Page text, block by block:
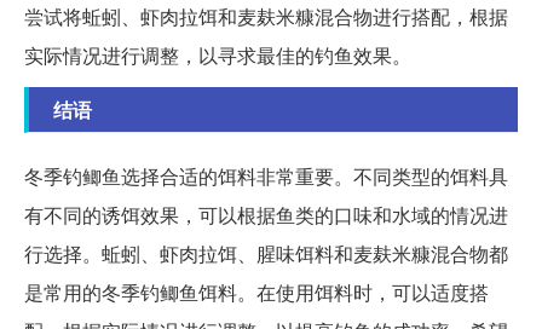
尝试将蚯蚓、虾肉拉饵和麦麸米糠混合物进行搭配，根据
实际情况进行调整，以寻求最佳的钓鱼效果。
结语
冬季钓鲫鱼选择合适的饵料非常重要。不同类型的饵料具
有不同的诱饵效果，可以根据鱼类的口味和水域的情况进
行选择。蚯蚓、虾肉拉饵、腥味饵料和麦麸米糠混合物都
是常用的冬季钓鲫鱼饵料。在使用饵料时，可以适度搭